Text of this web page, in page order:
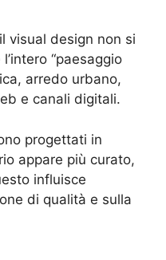
visual design non si
“paesaggio
arredo urbano,
e canali digitali.
progettati in
appare più curato,
influisce
di qualità e sulla